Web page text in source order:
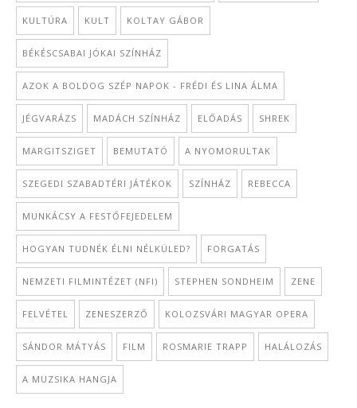
KULTÚRA KULT KOLTAY GÁBOR
BÉKÉSCSABAI JÓKAI SZÍNHÁZ
AZOK A BOLDOG SZÉP NAPOK - FRÉDI ÉS LINA ÁLMA
JÉGVARÁZS MADÁCH SZÍNHÁZ ELŐADÁS SHREK
MARGITSZIGET BEMUTATÓ A NYOMORULTAK
SZEGEDI SZABADTÉRI JÁTÉKOK SZÍNHÁZ REBECCA
MUNKÁCSY A FESTŐFEJEDELEM
HOGYAN TUDNÉK ÉLNI NÉLKÜLED? FORGATÁS
NEMZETI FILMINTÉZET (NFI) STEPHEN SONDHEIM ZENE
FELVÉTEL ZENESZERZŐ KOLOZSVÁRI MAGYAR OPERA
SÁNDOR MÁTYÁS FILM ROSMARIE TRAPP HALÁLOZÁS
A MUZSIKA HANGJA